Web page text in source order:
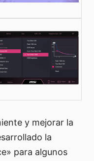
y mejorar la
la
para algunos